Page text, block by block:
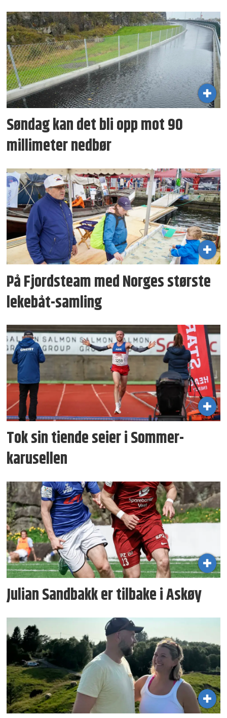
Søndag kan det bli opp mot 90
millimeter nedbør
På Fjordsteam med Norges største
lekebåt-samling
Tok sin tiende seier i Sommer­
karusellen
Julian Sandbakk er tilbake i Askøy